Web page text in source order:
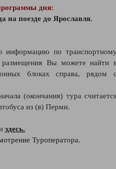
дня:
на поезде до Ярославля.
информацию по
размещения Вы можете найти
блоках справа, рядом
(окончания) тура
из (в) Перми.
здесь.
Туроператора.